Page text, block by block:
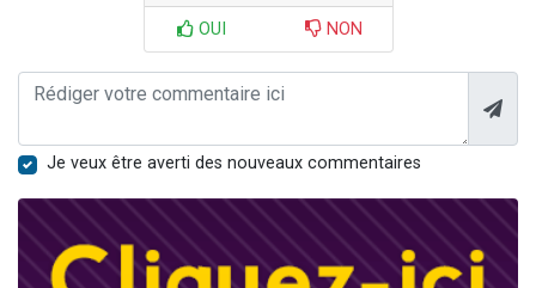
OUI NON
Je veux être averti des nouveaux commentaires